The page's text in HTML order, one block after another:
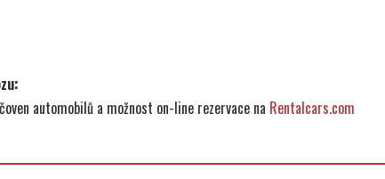
automobilů a možnost on-line rezervace na Rentalcars.com